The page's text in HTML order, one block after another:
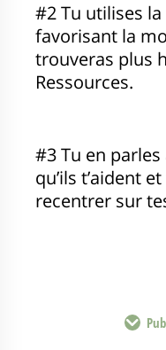
#2 Tu utilises
favorisant la
trouveras plus
Ressources.
#3 Tu en
qu’ils t’aident
recentrer sur